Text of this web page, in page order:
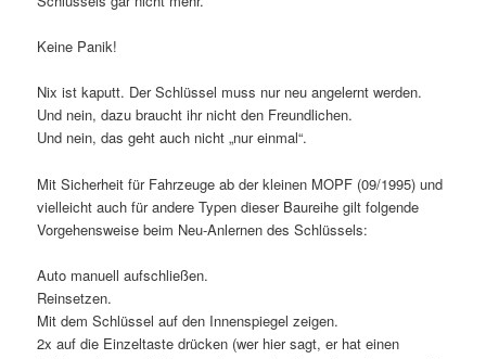
Keine Panik!
Nix ist kaputt. Der Schlüssel muss nur neu angelernt werden.
Und nein, dazu braucht ihr nicht den Freundlichen.
Und nein, das geht auch nicht „nur einmal“.
Mit Sicherheit für Fahrzeuge ab der kleinen MOPF (09/1995) und
vielleicht auch für andere Typen dieser Baureihe gilt folgende
Vorgehensweise beim Neu-Anlernen des Schlüssels:
Auto manuell aufschließen.
Reinsetzen.
Mit dem Schlüssel auf den Innenspiegel zeigen.
2x auf die Einzeltaste drücken (wer hier sagt, er hat einen